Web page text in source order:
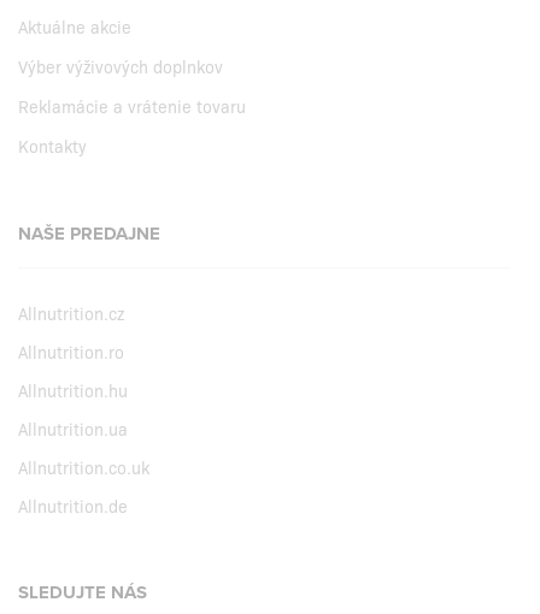
Aktuálne akcie
Výber výživových doplnkov
Reklamácie a vrátenie tovaru
Kontakty
NAŠE PREDAJNE
Allnutrition.cz
Allnutrition.ro
Allnutrition.hu
Allnutrition.ua
Allnutrition.co.uk
Allnutrition.de
SLEDUJTE NÁS